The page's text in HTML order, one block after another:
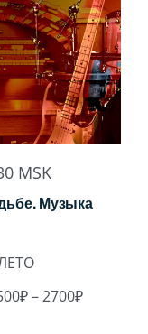
MSK
Музыка
– 2700₽